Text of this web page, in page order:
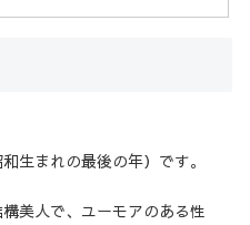
生まれの最後の年）です。
美人で、ユーモアのある性